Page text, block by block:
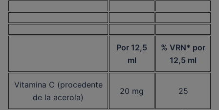
Por 12,5
ml
% VRN* por
12,5 ml
Vitamina C (procedente
de la acerola)
20 mg 25